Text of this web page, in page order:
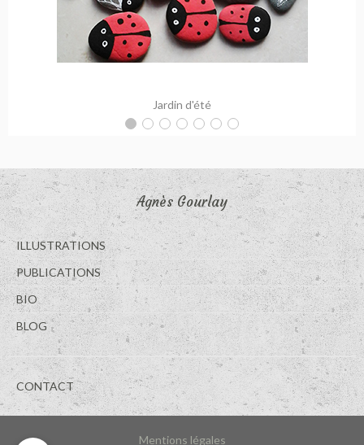
Jardin d'été
Agnès Gourlay
ILLUSTRATIONS
PUBLICATIONS
BIO
BLOG
CONTACT
Mentions légales